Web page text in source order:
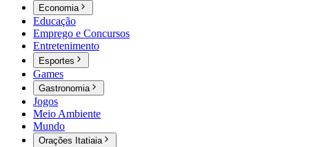
Economia
Educação
Emprego e Concursos
Entretenimento
Esportes
Games
Gastronomia
Jogos
Meio Ambiente
Mundo
Orações Itatiaia